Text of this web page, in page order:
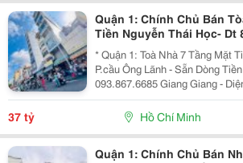
Quận 1: Chính Chủ Bán
Tiền Nguyễn Thái Học- Dt
4M*20M- Khai Thác Dòng
Chào Giá Tốt
* Quận 1: Toà Nhà 7 Tầng Mặt
P.cầu Ông Lãnh - Sẵn Dòng
093.867.6685 Giang Giang -
4M * 20M. - Kết Cấu: 7 Tầng -
Tầng 2 Phòng Lớn. - Dòng Tiền
37 tỷ Hồ Chí Minh
Quận 1: Chính Chủ Bán